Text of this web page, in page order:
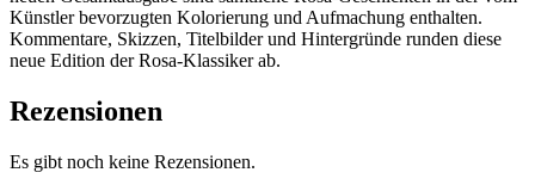
Künstler bevorzugten Kolorierung und Aufmachung enthalten.
Kommentare, Skizzen, Titelbilder und Hintergründe runden diese
neue Edition der Rosa-Klassiker ab.
Rezensionen
Es gibt noch keine Rezensionen.